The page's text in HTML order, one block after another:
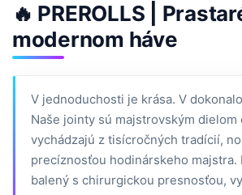
🔥 PREROLLS |
modernom háve
V jednoduchosti je krása. V
Naše jointy sú majstrovským dielom
vychádzajú z tisícročných tradícií,
precíznosťou hodinárskeho majstra.
balený s chirurgickou presnosťou,